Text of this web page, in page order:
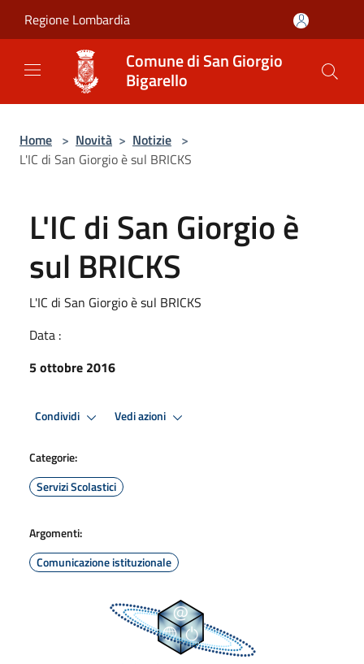
Regione Lombardia
Comune di San Giorgio
Bigarello
Home > Novità > Notizie >
L'IC di San Giorgio è sul BRICKS
L'IC di San Giorgio è
sul BRICKS
L'IC di San Giorgio è sul BRICKS
Data :
5 ottobre 2016
Condividi Vedi azioni
Categorie:
Servizi Scolastici
Argomenti:
Comunicazione istituzionale